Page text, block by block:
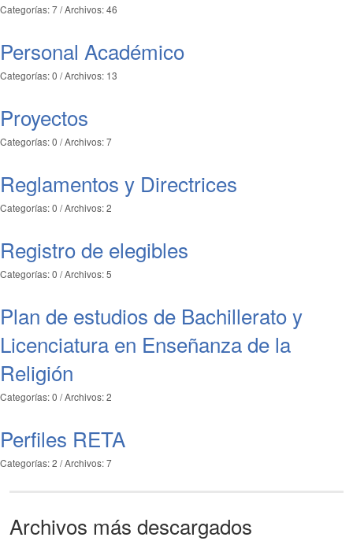
Categorías: 7/Archivos: 46
Personal Académico
Categorías: 0 /Archivos: 13
Proyectos
Categorías: 0 /Archivos: 7
Reglamentos y Directrices
Categorías: 0 /Archivos: 2
Registro de elegibles
Categorías: 0 /Archivos: 5
Plan de estudios de Bachillerato y
Licenciatura en Enseñanza de la
Religión
Categorías: 0 /Archivos: 2
Perfiles RETA
Categorías: 2 /Archivos: 7
Archivos más descargados